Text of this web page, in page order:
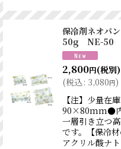
保冷剤ネオパ
50g NE-50
2,800円(税別)
(税込: 3,080円)
【注】少量
90×80mm●内
一層引き立つ
です。【保冷
アクリル酸ナ